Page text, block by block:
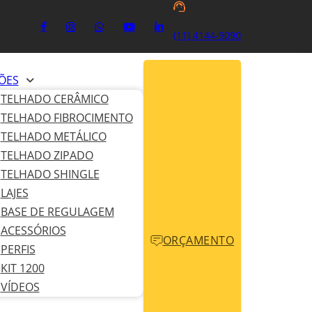
(11) 4144-9090
TELHADO CERÂMICO
TELHADO FIBROCIMENTO
TELHADO METÁLICO
TELHADO ZIPADO
TELHADO SHINGLE
LAJES
BASE DE REGULAGEM
ACESSÓRIOS
PERFIS
KIT 1200
VÍDEOS
ORÇAMENTO